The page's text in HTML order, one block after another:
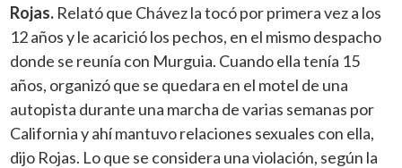
Rojas. Relató que Chávez la tocó por primera vez a los
12 años y le acarició los pechos, en el mismo despacho
donde se reunía con Murguia. Cuando ella tenía 15
años, organizó que se quedara en el motel de una
autopista durante una marcha de varias semanas por
California y ahí mantuvo relaciones sexuales con ella,
dijo Rojas. Lo que se considera una violación, según la